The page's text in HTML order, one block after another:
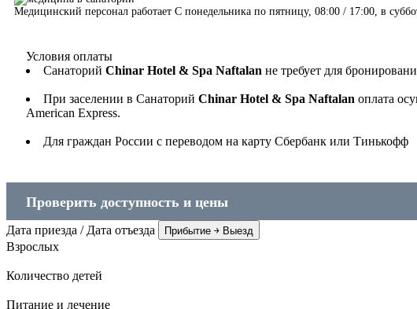
Медицинский персонал работает С понедельника по пятницу, 08:00 / 17:00, в
Условия оплаты
Санаторий Chinar Hotel & Spa Naftalan не требует для
При заселении в Санаторий Chinar Hotel & Spa Naftalan оплата
American Express.
Для граждан России с переводом на карту Сбербанк или Тинькофф
Проверить доступность и цены
Дата приезда / Дата отъезда Прибытие ￫ Выезд
Взрослых
Количество детей
Питание и лечение